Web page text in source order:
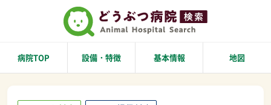
病院TOP 設備・特徴 基本情報 地図